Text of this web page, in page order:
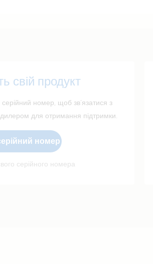
свій продукт
серійний номер, щоб зв’язатися з
для отримання підтримки.
номер
серійного номера